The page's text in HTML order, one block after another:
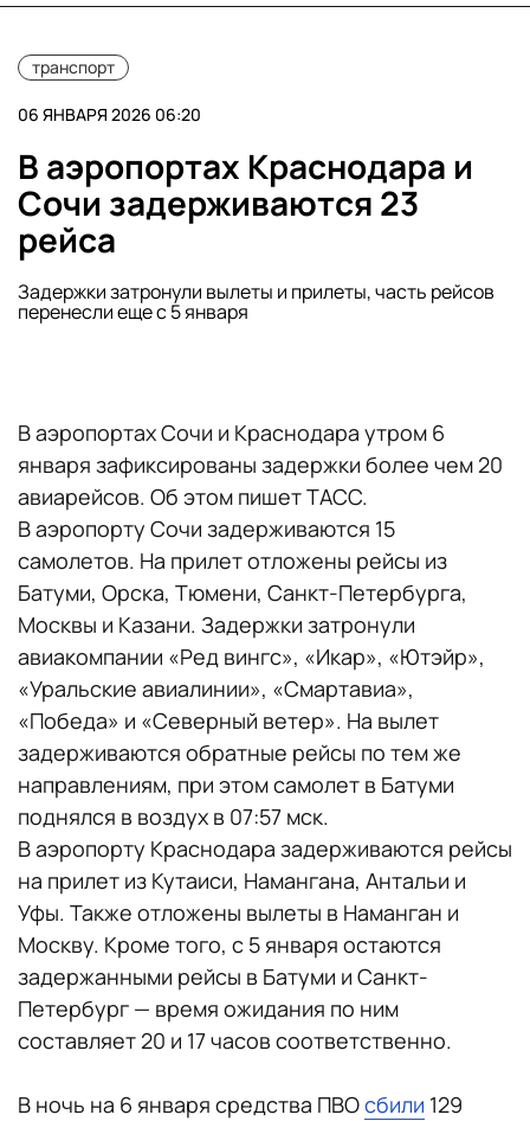
транспорт
06 ЯНВАРЯ 2026 06:20
В аэропортах Краснодара и
Сочи задерживаются 23
рейса
Задержки затронули вылеты и прилеты, часть рейсов
перенесли еще с 5 января
В аэропортах Сочи и Краснодара утром 6
января зафиксированы задержки более чем 20
авиарейсов. Об этом пишет ТАСС.
В аэропорту Сочи задерживаются 15
самолетов. На прилет отложены рейсы из
Батуми, Орска, Тюмени, Санкт-Петербурга,
Москвы и Казани. Задержки затронули
авиакомпании «Ред вингс», «Икар», «Ютэйр»,
«Уральские авиалинии», «Смартавиа»,
«Победа» и «Северный ветер». На вылет
задерживаются обратные рейсы по тем же
направлениям, при этом самолет в Батуми
поднялся в воздух в 07:57 мск.
В аэропорту Краснодара задерживаются рейсы
на прилет из Кутаиси, Намангана, Антальи и
Уфы. Также отложены вылеты в Наманган и
Москву. Кроме того, с 5 января остаются
задержанными рейсы в Батуми и Санкт-
Петербург — время ожидания по ним
составляет 20 и 17 часов соответственно.
В ночь на 6 января средства ПВОсбили 129